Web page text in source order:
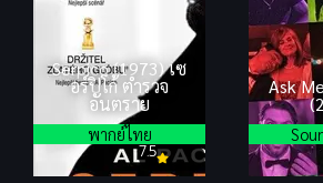
Serpico (1973) เซ
อร์ปิโก้ ตำรวจ
อันตราย
7.5
พากย์ไทย
Ask